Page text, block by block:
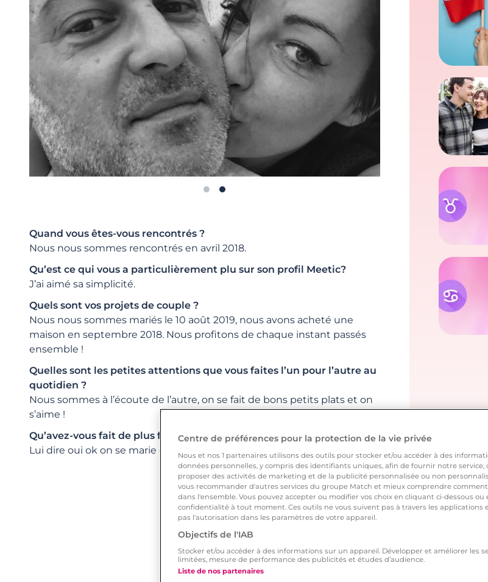
Quand vous êtes-vous rencontrés ?
Nous nous sommes rencontrés en avril 2018.
Qu’est ce qui vous a particulièrement plu sur son profil Meetic?
J’ai aimé sa simplicité.
Quels sont vos projets de couple ?
Nous nous sommes mariés le 10 août 2019, nous avons acheté une
maison en septembre 2018. Nous profitons de chaque instant passés
ensemble !
Quelles sont les petites attentions que vous faites l’un pour l’autre au
quotidien ?
Nous sommes à l’écoute de l’autre, on se fait de bons petits plats et on
s’aime !
Qu’avez-vous fait de plus fou pour lui/elle ?
Lui dire oui ok on se marie dans 45 jours !
Centre de préférences pour la protection de la vie privée
Nous et nos 1 partenaires utilisons des outils pour stocker et/ou accéder à des
données personnelles, y compris des identifiants uniques, afin de fournir notre
proposer des activités de marketing et de la publicité personnalisée ou non
vous recommander d'autres services du groupe Match et mieux comprendre
dans l'ensemble. Vous pouvez accepter ou modifier vos choix en cliquant ci-dessous
confidentialité à tout moment. Ces outils ne vous suivent pas à travers les applications
pas l'autorisation dans les paramètres de votre appareil.
Objectifs de l'IAB
Stocker et/ou accéder à des informations sur un appareil. Développer et améliorer les
limitées, mesure de performance des publicités et études d’audience.
Liste de nos partenaires